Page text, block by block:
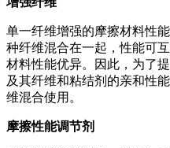
单一纤维增强的摩擦材料性
种纤维混合在一起，性能可
材料性能优异。因此，为了
及其纤维和粘结剂的亲和性
维混合使用。
摩擦性能调节剂